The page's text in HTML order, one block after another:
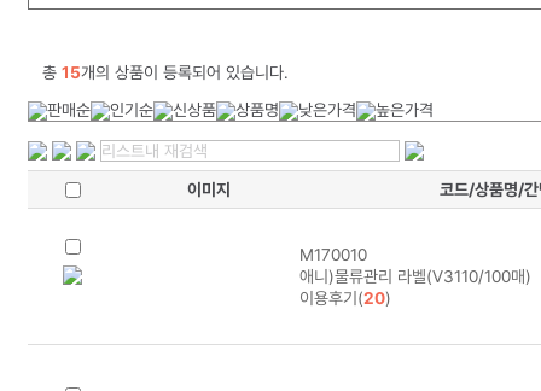
총 15개의 상품이 등록되어 있습니다.
이미지 코드/상품명/간
M170010
애니)물류관리 라벨(V3110/100매)
이용후기(20)